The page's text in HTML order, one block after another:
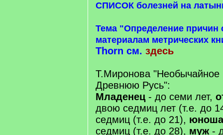
СПИСОК болезней на
Тема "Определение причин
материалам метрических
Thorn см. здесь
Т.Миронова "Необычайное
Древнюю Русь":
Младенец - до семи лет,
двою седмиц лет (т.е. до
седмиц (т.е. до 21),
седмиц (т.е. до 28), муж -